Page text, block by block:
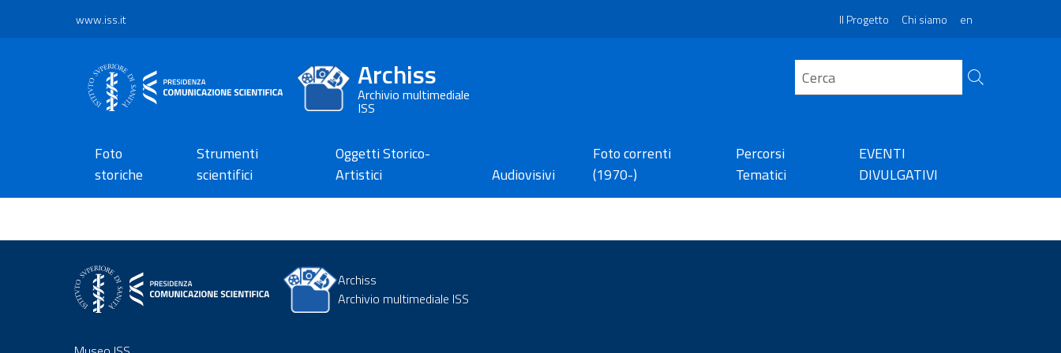
www.iss.it Il Progetto Chi siamo en
Archiss
Archivio multimediale
ISS
Foto
storiche
Strumenti
scientifici
Oggetti Storico-
Artistici
Audiovisivi
Foto correnti
(1970-)
Percorsi
Tematici
EVENTI
DIVULGATIVI
Archiss
Archivio multimediale ISS